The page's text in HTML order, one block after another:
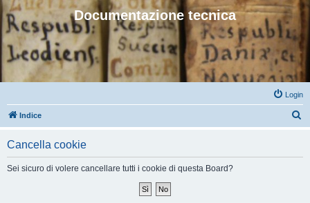
Documentazione tecnica
Login
Indice
Cancella cookie
Sei sicuro di volere cancellare tutti i cookie di questa Board?